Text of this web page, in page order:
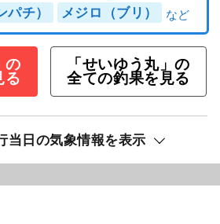
パチ） メジロ（ブリ）
の
る
「せいゆう丸」の
全ての釣果を見る
当日の気象情報を表示